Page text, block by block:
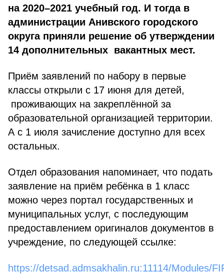
на 2020–2021 учебный год. И тогда в
администрации Анивского городского
округа приняли решение об утверждении
14 дополнительных вакантных мест.
Приём заявлений по набору в первые
классы открыли с 17 июня для детей,
проживающих на закреплённой за
образовательной организацией территории.
А с 1 июля зачисление доступно для всех
остальных.
Отдел образования напоминает, что подать
заявление на приём ребёнка в 1 класс
можно через портал государственных и
муниципальных услуг, с последующим
предоставлением оригиналов документов в
учреждение, по следующей ссылке:
https://detsad.admsakhalin.ru:11114/Modules/